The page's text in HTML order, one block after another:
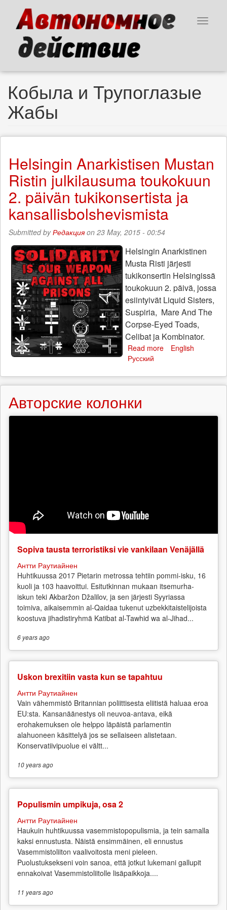
content
Toggle
Кобыла и Трупоглазые
Жабы
Helsingin Anarkistisen Mustan
Ristin julkilausuma toukokuun
2. päivän tukikonsertista ja
kansallisbolshevismista
Submitted byРедакцияon 23 May, 2015 - 00:54
Helsingin Anarkistinen
Musta Risti järjesti
tukikonsertin Helsingissä
toukokuun 2. päivä, jossa
esiintyivät Liquid Sisters,
Suspiria, Mare And The
Corpse-Eyed Toads,
Celibat ja Kombinator.
Read more about
Mustan
Ristin
2.
English
Русский
Авторские колонки
Sopiva tausta terroristiksi vie vankilaan Venäjällä
Антти Раутиайнен
Huhtikuussa 2017 Pietarin metrossa tehtiin pommi-isku, 16
kuoli ja 103 haavoittui. Esitutkinnan mukaan itsemurha-
iskun teki Akbaržon Džalilov, ja sen järjesti Syyriassa
toimiva, aikaisemmin al-Qaidaa tukenut uzbekkitaistelijoista
koostuva jihadistiryhmä Katibat al-Tawhid wa al-Jihad...
6 yearsago
Uskon brexitiin vasta kun se tapahtuu
Антти Раутиайнен
Vain vähemmistö Britannian poliittisesta eliitistä haluaa eroa
EU:sta. Kansanäänestys oli neuvoa-antava, eikä
erohakemuksen ole helppo läpäistä parlamentin
alahuoneen käsittelyä jos se sellaiseen alistetaan.
Konservatiivipuolue ei vältt...
10 yearsago
Populismin umpikuja, osa 2
Антти Раутиайнен
Haukuin huhtikuussa vasemmistopopulismia, ja tein samalla
kaksi ennustusta. Näistä ensimmäinen, eli ennustus
Vasemmistoliiton vaalivoitosta meni pieleen.
Puolustuksekseni voin sanoa, että jotkut lukemani gallupit
ennakoivat Vasemmistoliitolle lisäpaikkoja....
11 yearsago